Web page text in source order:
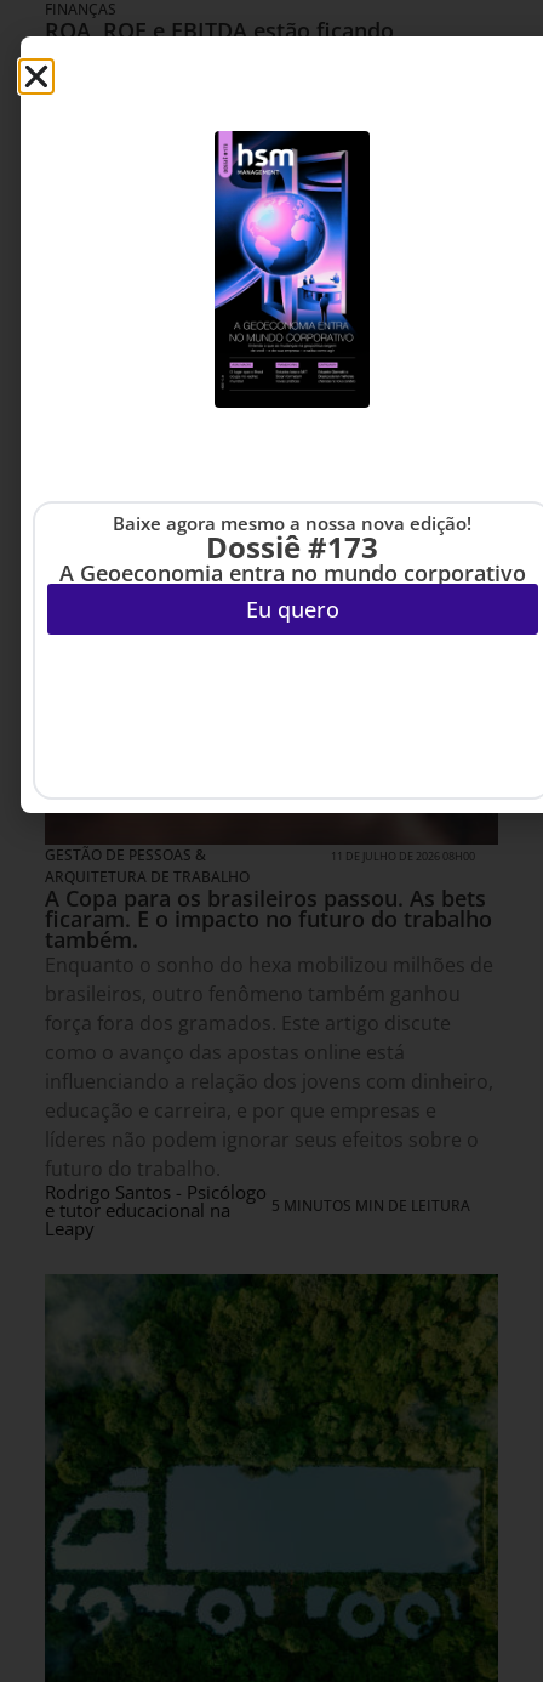
FINANÇAS
ROA, ROE e EBITDA estão ficando
obsoletos?
O mercado aprendeu a medir estoques, fábricas
dados e conhecimento? O desafio das empresas
hoje não é apenas criar valor, mas desenvolver
métricas capazes de reconhecê-lo.
Carolina Almeida Cruz -
Cofundadora e CEO da C- 6 MINUTOS MIN DE LEITURA
GESTÃO DE PESSOAS &
ARQUITETURA DE TRABALHO
11 DE JULHO DE 2026 08H00
A Copa para os brasileiros passou. As bets
ficaram. E o impacto no futuro do trabalho
também.
Enquanto o sonho do hexa mobilizou milhões de
brasileiros, outro fenômeno também ganhou
força fora dos gramados. Este artigo discute
como o avanço das apostas online está
influenciando a relação dos jovens com dinheiro,
educação e carreira, e por que empresas e
líderes não podem ignorar seus efeitos sobre o
futuro do trabalho.
Rodrigo Santos - Psicólogo
e tutor educacional na
Leapy
5 MINUTOS MIN DE LEITURA
Baixe agora mesmo a nossa nova edição!
Dossiê #173
A Geoeconomia entra no mundo corporativo
Eu quero